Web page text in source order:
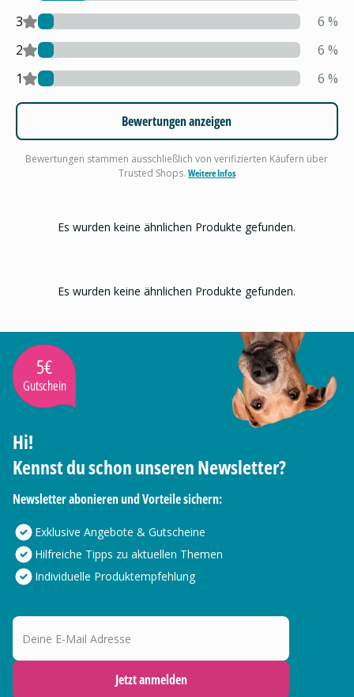
3
6 %
2
6 %
1
6 %
Bewertungen anzeigen
Bewertungen stammen ausschließlich von verifizierten Käufern über
Trusted Shops. Weitere Infos
Es wurden keine ähnlichen Produkte gefunden.
Es wurden keine ähnlichen Produkte gefunden.
5€
Gutschein
Hi!
Kennst du schon unseren Newsletter?
Newsletter abonieren und Vorteile sichern:
Exklusive Angebote & Gutscheine
Hilfreiche Tipps zu aktuellen Themen
Individuelle Produktempfehlung
Deine E-Mail Adresse
Jetzt anmelden